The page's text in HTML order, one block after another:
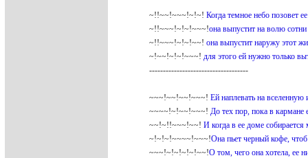
~!!~~!~~~!~!~! Когда темное небо позовет
~!!~~~!~!~!~~~!она выпустит на волю
~!!~~~!~!~!~~! она выпустит наружу этот
~!~~!~!~!~~~! для этого ей нужно только
------------------------------------
~~~!~~!~~!~~~! Ей наплевать на вселенную
~~~~!~!~~!~~~! До тех пор, пока в кармане
~~!~!!~~~!~~! И когда в ее доме собирается
~!~!~!~~~~!~~~!Она пьет черный кофе,
~~~!~!~!~!~!~~!О том, чего она хотела, ее